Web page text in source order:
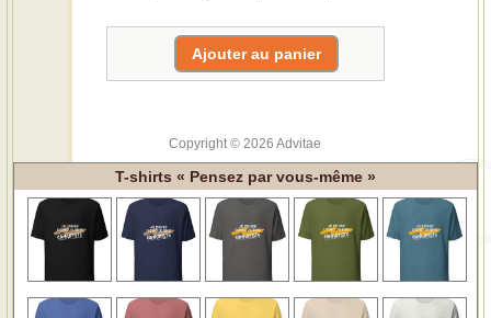
Copyright © 2026 Advitae
T-shirts « Pensez par vous-même »